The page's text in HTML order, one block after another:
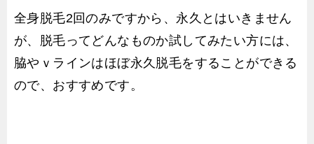
全身脱毛2回のみですから、永久とはいきません
が、脱毛ってどんなものか試してみたい方には、
脇やｖラインはほぼ永久脱毛をすることができる
ので、おすすめです。